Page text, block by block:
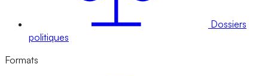
Dossiers
politiques
Formats